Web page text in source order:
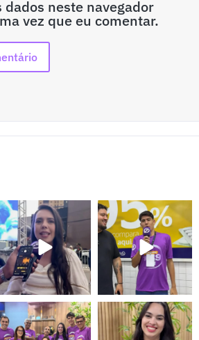
dados neste navegador
vez que eu comentar.